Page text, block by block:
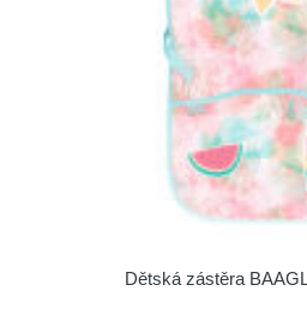
Dětská zástěra